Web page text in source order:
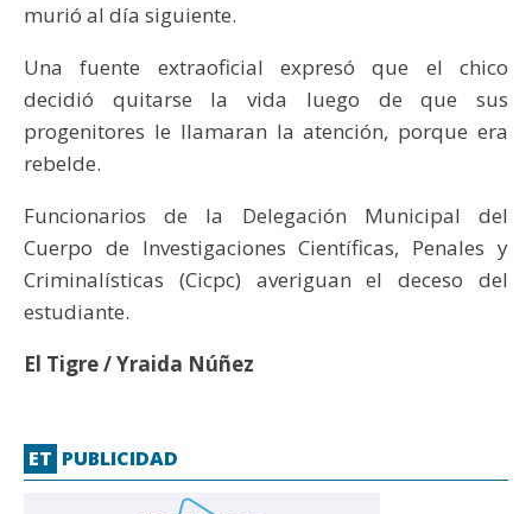
murió al día siguiente.
Una fuente extraoficial expresó que el chico
decidió quitarse la vida luego de que sus
progenitores le llamaran la atención, porque era
rebelde.
Funcionarios de la Delegación Municipal del
Cuerpo de Investigaciones Científicas, Penales y
Criminalísticas (Cicpc) averiguan el deceso del
estudiante.
El Tigre / Yraida Núñez
ET PUBLICIDAD